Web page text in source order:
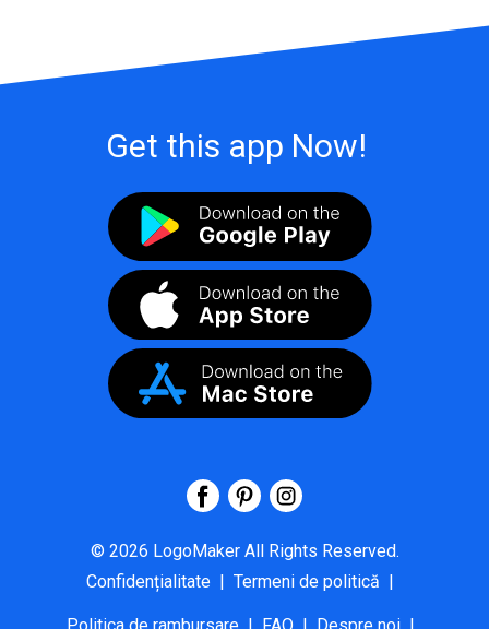
Get this app Now!
© 2026 LogoMaker All Rights Reserved.
Confidențialitate | Termeni de politică |